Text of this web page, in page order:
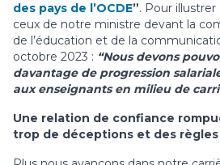
des pays de l’OCDE”. Pour
ceux de notre ministre devant la
de l’éducation et de la
octobre 2023 : “Nous devons
davantage de progression
aux enseignants en milieu de
Une relation de confiance
trop de déceptions et des